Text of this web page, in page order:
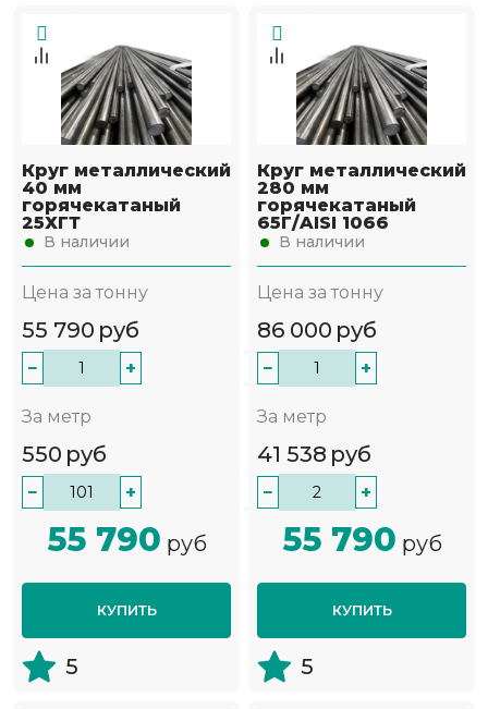
Круг металлический
40 мм
горячекатаный
25ХГТ
В наличии
Цена за тонну
55 790 руб
− +
За метр
550 руб
− +
55 790 руб
КУПИТЬ
5
Круг металлический
280 мм
горячекатаный
65Г/AISI 1066
В наличии
Цена за тонну
86 000 руб
− +
За метр
41 538 руб
− +
55 790 руб
КУПИТЬ
5